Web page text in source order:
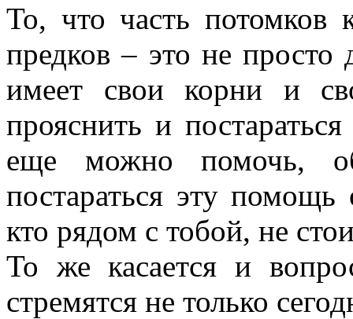
То, что часть потомков
предков – это не просто
имеет свои корни и
прояснить и
еще можно помочь,
постараться эту помощь
кто рядом с тобой, не
То же касается и
стремятся не только